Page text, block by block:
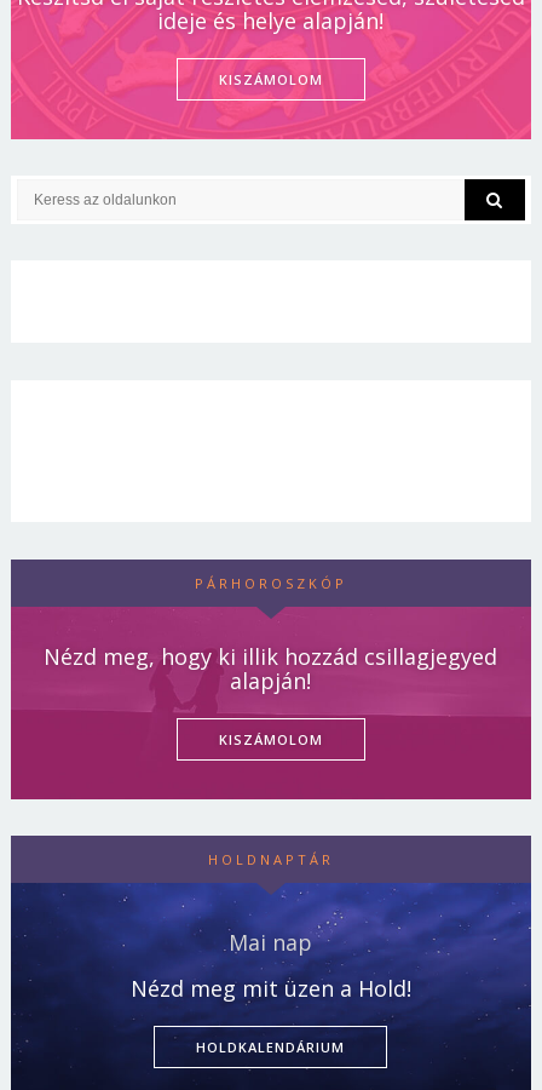
ideje és helye alapján!
KISZÁMOLOM
PÁRHOROSZKÓP
Nézd meg, hogy ki illik hozzád csillagjegyed
alapján!
KISZÁMOLOM
HOLDNAPTÁR
Mai nap
Nézd meg mit üzen a Hold!
HOLDKALENDÁRIUM